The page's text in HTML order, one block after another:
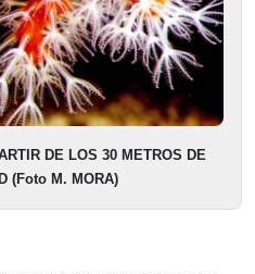
DE LOS 30 METROS DE
(Foto M. MORA)